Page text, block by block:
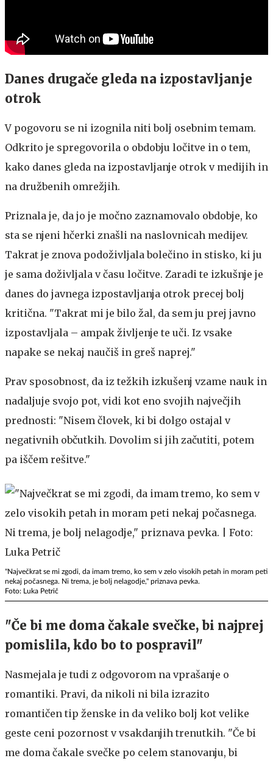
Danes drugače gleda na izpostavljanje
otrok
V pogovoru se ni izognila niti bolj osebnim temam.
Odkrito je spregovorila o obdobju ločitve in o tem,
kako danes gleda na izpostavljanje otrok v medijih in
na družbenih omrežjih.
Priznala je, da jo je močno zaznamovalo obdobje, ko
sta se njeni hčerki znašli na naslovnicah medijev.
Takrat je znova podoživljala bolečino in stisko, ki ju
je sama doživljala v času ločitve. Zaradi te izkušnje je
danes do javnega izpostavljanja otrok precej bolj
kritična. "Takrat mi je bilo žal, da sem ju prej javno
izpostavljala – ampak življenje te uči. Iz vsake
napake se nekaj naučiš in greš naprej."
Prav sposobnost, da iz težkih izkušenj vzame nauk in
nadaljuje svojo pot, vidi kot eno svojih največjih
prednosti: "Nisem človek, ki bi dolgo ostajal v
negativnih občutkih. Dovolim si jih začutiti, potem
pa iščem rešitve."
"Največkrat se mi zgodi, da imam tremo, ko sem v zelo visokih petah in moram peti
nekaj počasnega. Ni trema, je bolj nelagodje," priznava pevka.
Foto: Luka Petrič
"Če bi me doma čakale svečke, bi najprej
pomislila, kdo bo to pospravil"
Nasmejala je tudi z odgovorom na vprašanje o
romantiki. Pravi, da nikoli ni bila izrazito
romantičen tip ženske in da veliko bolj kot velike
geste ceni pozornost v vsakdanjih trenutkih. "Če bi
me doma čakale svečke po celem stanovanju, bi